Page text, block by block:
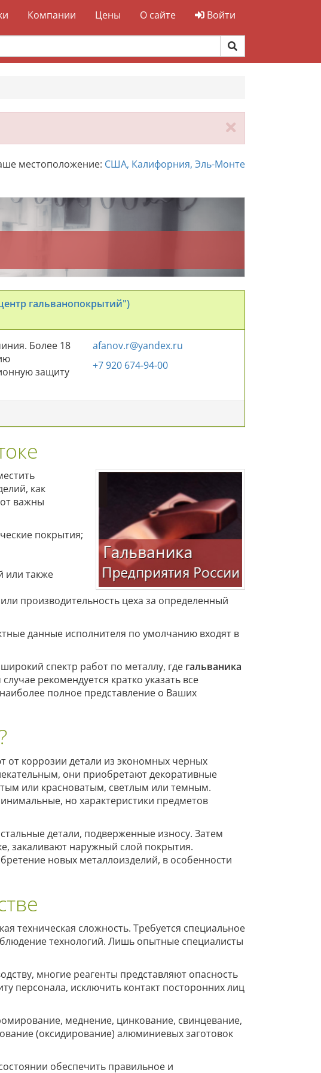
Компании Цены О сайте Войти
местоположение: США, Калифорния, Эль-Монте
гальванопокрытий")
Более 18
защиту
afanov.r@yandex.ru
+7 920 674-94-00
как
важны
покрытия;
или также
производительность цеха за определенный
данные исполнителя по умолчанию входят в
спектр работ по металлу, где гальваника
рекомендуется кратко указать все
полное представление о Ваших
коррозии детали из экономных черных
они приобретают декоративные
или красноватым, светлым или темным.
но характеристики предметов
детали, подверженные износу. Затем
закаливают наружный слой покрытия.
новых металлоизделий, в особенности
техническая сложность. Требуется специальное
технологий. Лишь опытные специалисты
многие реагенты представляют опасность
персонала, исключить контакт посторонних лиц
меднение, цинкование, свинцевание,
(оксидирование) алюминиевых заготовок
обеспечить правильное и